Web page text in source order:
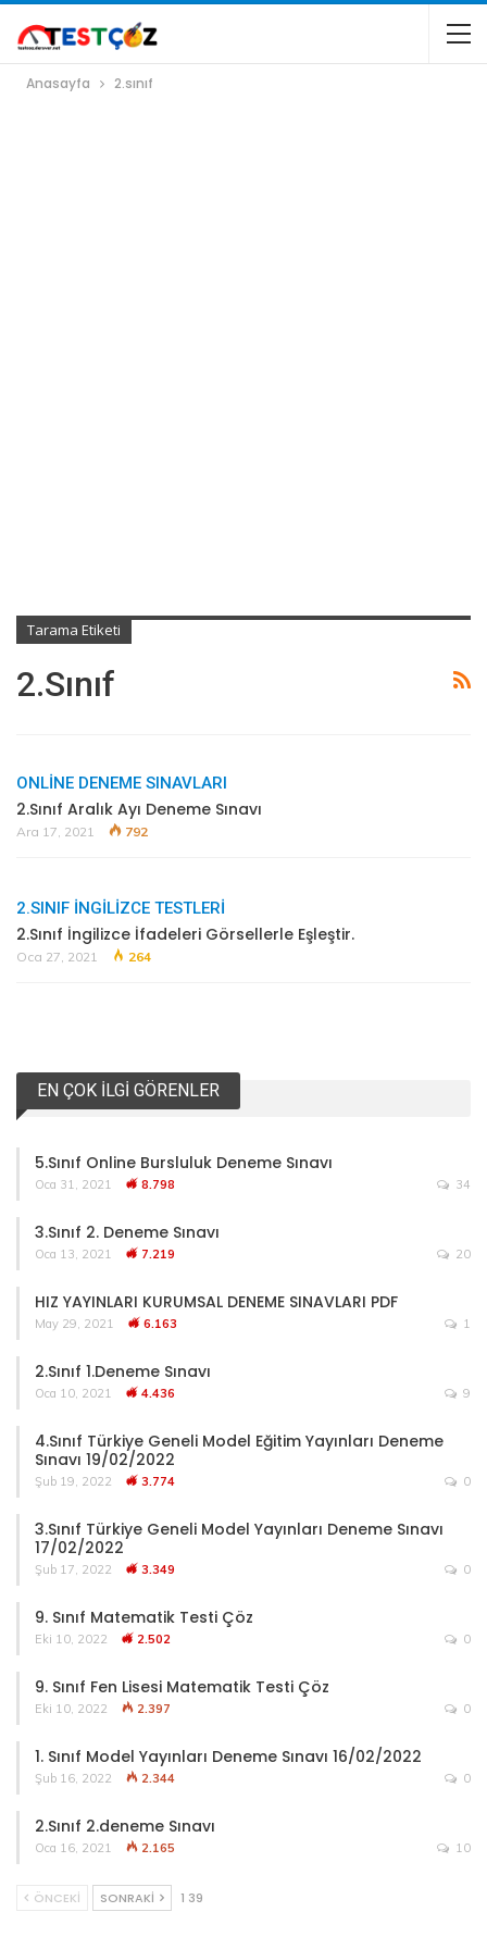
Anasayfa 2.sınıf
Tarama Etiketi
2.sınıf
ONLINE DENEME SINAVLARI
2.Sınıf Aralık Ayı Deneme Sınavı
Ara 17, 2021 792
2.SINIF İNGILIZCE TESTLERI
2.Sınıf İngilizce İfadeleri Görsellerle Eşleştir.
Oca 27, 2021 264
EN ÇOK İLGI GÖRENLER
5.Sınıf Online Bursluluk Deneme Sınavı
Oca 31, 2021 8.798 34
3.Sınıf 2. Deneme Sınavı
Oca 13, 2021 7.219 20
HIZ YAYINLARI KURUMSAL DENEME SINAVLARI PDF
May 29, 2021 6.163 1
2.Sınıf 1.Deneme Sınavı
Oca 10, 2021 4.436 9
4.Sınıf Türkiye Geneli Model Eğitim Yayınları Deneme
Sınavı 19/02/2022
Şub 19, 2022 3.774 0
3.Sınıf Türkiye Geneli Model Yayınları Deneme Sınavı
17/02/2022
Şub 17, 2022 3.349 0
9. Sınıf Matematik Testi Çöz
Eki 10, 2022 2.502 0
9. Sınıf Fen Lisesi Matematik Testi Çöz
Eki 10, 2022 2.397 0
1. Sınıf Model Yayınları Deneme Sınavı 16/02/2022
Şub 16, 2022 2.344 0
2.Sınıf 2.deneme Sınavı
Oca 16, 2021 2.165 10
ÖNCEKI SONRAKI 1 39